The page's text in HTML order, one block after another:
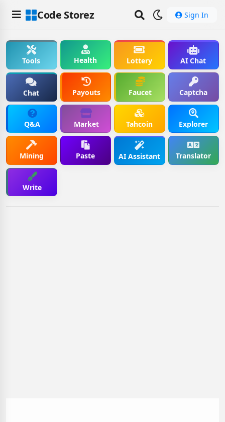
Code Storez Sign In
Tools Health Lottery AI Chat
Chat Payouts Faucet Captcha
Q&A Market Tahcoin Explorer
Mining Paste AI Assistant Translator
Write